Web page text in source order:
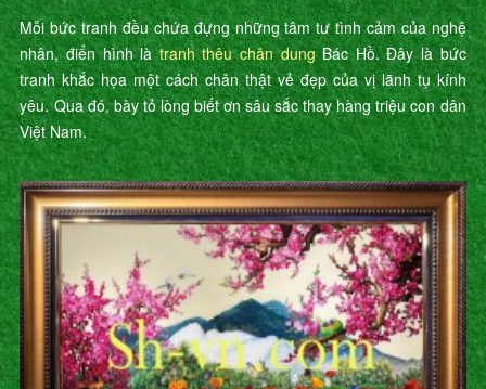
Mỗi bức tranh đều chứa đựng những tâm tư tình cảm của nghệ
nhân, điển hình là tranh thêu chân dungBác Hồ. Đây là bức
tranh khắc họa một cách chân thật vẻ đẹp của vị lãnh tụ kính
yêu. Qua đó, bày tỏ lòng biết ơn sâu sắc thay hàng triệu con dân
Việt Nam.